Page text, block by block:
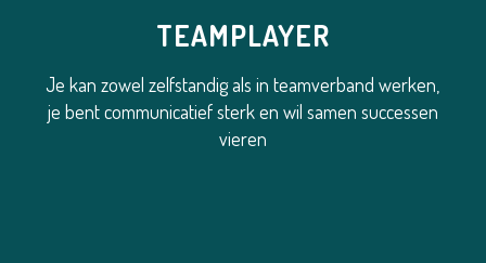
TEAMPLAYER
Je kan zowel zelfstandig als in teamverband werken,
je bent communicatief sterk en wil samen successen
vieren